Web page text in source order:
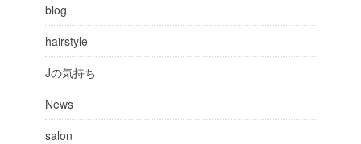
blog
hairstyle
Jの気持ち
News
salon